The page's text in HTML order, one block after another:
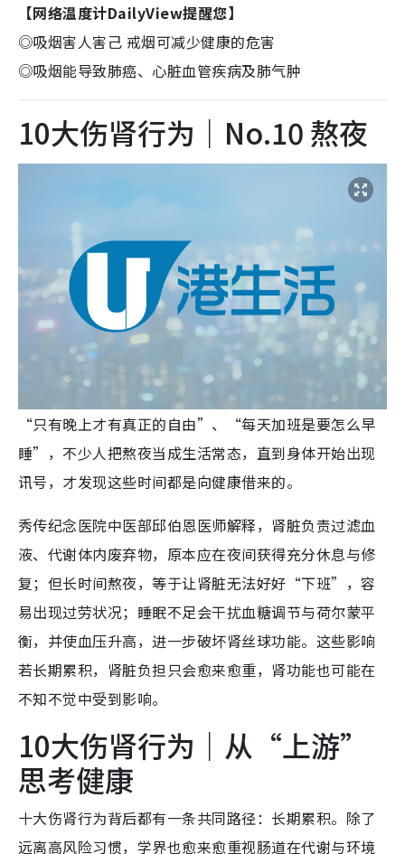
【网络温度计DailyView提醒您】
◎吸烟害人害己 戒烟可减少健康的危害
◎吸烟能导致肺癌、心脏血管疾病及肺气肿
10大伤肾行为｜No.10 熬夜
“只有晚上才有真正的自由”、“每天加班是要怎么早
睡”，不少人把熬夜当成生活常态，直到身体开始出现
讯号，才发现这些时间都是向健康借来的。
秀传纪念医院中医部邱伯恩医师解释，肾脏负责过滤血
液、代谢体内废弃物，原本应在夜间获得充分休息与修
复；但长时间熬夜，等于让肾脏无法好好“下班”，容
易出现过劳状况；睡眠不足会干扰血糖调节与荷尔蒙平
衡，并使血压升高，进一步破坏肾丝球功能。这些影响
若长期累积，肾脏负担只会愈来愈重，肾功能也可能在
不知不觉中受到影响。
10大伤肾行为｜从“上游”
思考健康
十大伤肾行为背后都有一条共同路径：长期累积。除了
远离高风险习惯，学界也愈来愈重视肠道在代谢与环境